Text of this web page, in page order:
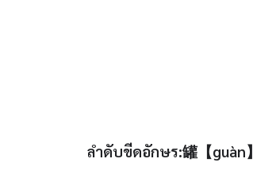
ลำดับขีดอักษร:罐【guàn】